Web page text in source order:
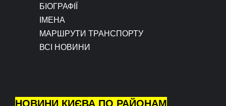
БІОГРАФІЇ
ІМЕНА
МАРШРУТИ ТРАНСПОРТУ
ВСІ НОВИНИ
НОВИНИ КИЄВА ПО РАЙОНАМ